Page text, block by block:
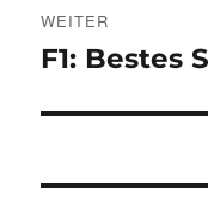
WEITER
Nächster
F1: Bestes